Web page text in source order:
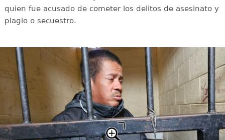
quien fue acusado de cometer los delitos de asesinato y
plagio o secuestro.